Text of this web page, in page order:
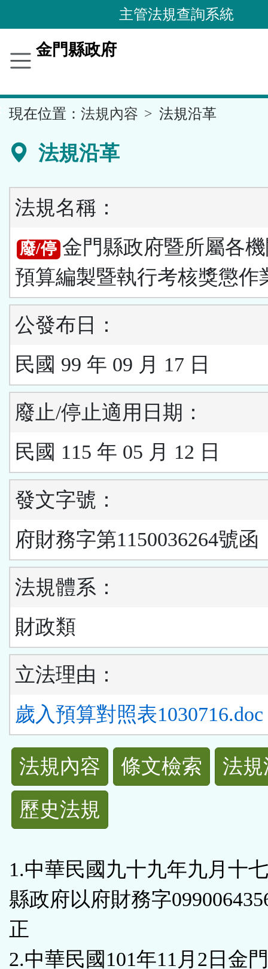
到
要
容
區
主管法規查詢系統
金門縣政府
現在位置： 法規內容 法規沿革
法規沿革
法規名稱：
廢/停 金門縣政府暨所屬各
預算編製暨執行考核獎懲作
公發布日：
民國 99 年 09 月 17 日
廢止/停止適用日期：
民國 115 年 05 月 12 日
發文字號：
府財務字第1150036264號函
法規體系：
財政類
立法理由：
歲入預算對照表1030716.doc
法
規
功
按
鈕
區
法規內容 條文檢索
法
歷史法規
1.中華民國九十九年九月十
縣政府以府財務字
正
2.中華民國101年11月2日金